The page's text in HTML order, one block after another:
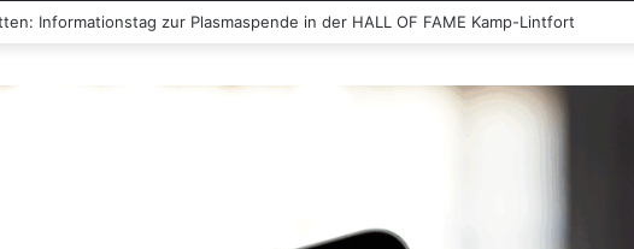
Informationstag zur Plasmaspende in der HALL OF FAME Kamp-Lintfort